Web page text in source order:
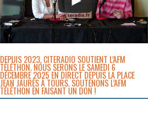
DEPUIS 2023, CITERADIO SOUTIENT L’AFM
TÉLÉTHON. NOUS SERONS LE SAMEDI 6
DÉCEMBRE 2025 EN DIRECT DEPUIS LA PLACE
JEAN JAURÈS À TOURS. SOUTENONS L’AFM
TÉLÉTHON EN FAISANT UN DON !